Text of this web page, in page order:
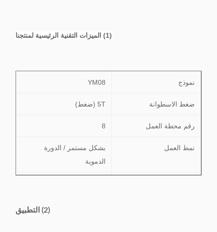
(1) الميزات التقنية الرئيسية لمنتجنا
نموذج YM08
ضغط الاسطوانة 5T (ضغط)
رقم محطة العمل 8
نمط العمل
بشكل مستمر / الدورة
الدموية
(2) التطبيق